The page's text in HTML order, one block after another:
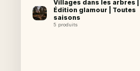
Villages dans les arbres |
Édition glamour | Toutes
saisons
5 produits